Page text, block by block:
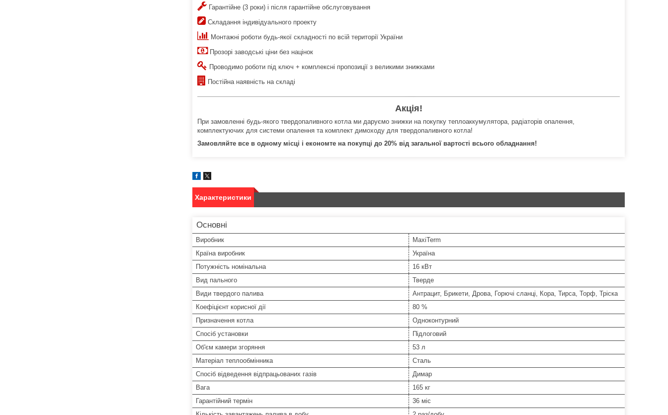
Гарантійне (3 роки) і після гарантійне обслуговування
Складання індивідуального проекту
Монтажні роботи будь-якої складності по всій території України
Прозорі заводські ціни без націнок
Проводимо роботи під ключ + комплексні пропозиції з великими знижками
Постійна наявність на складі
Акція!
При замовленні будь-якого твердопаливного котла ми даруємо знижки на покупку теплоаккумулятора, радіаторів опалення,
комплектуючих для системи опалення та комплект димоходу для твердопаливного котла!
Замовляйте все в одному місці і економте на покупці до 20% від загальної вартості всього обладнання!
Характеристики
Основні
Виробник
MaxiTerm
Країна виробник
Україна
Потужність номінальна
16 кВт
Вид пального
Тверде
Види твердого палива
Антрацит, Брикети, Дрова, Горючі сланці, Кора, Тирса, Торф, Тріска
Коефіцієнт корисної дії
80 %
Призначення котла
Одноконтурний
Спосіб установки
Підлоговий
Об'єм камери згоряння
53 л
Матеріал теплообмінника
Сталь
Спосіб відведення відпрацьованих газів
Димар
Вага
165 кг
Гарантійний термін
36 міс